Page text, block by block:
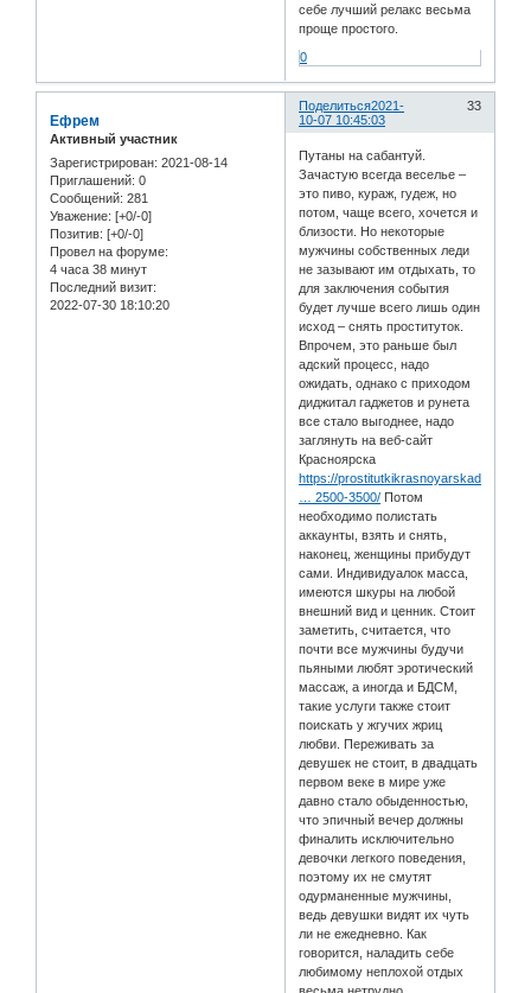
себе лучший релакс весьма
проще простого.
0
Поделиться 33
2021-
10-07 10:45:03
Ефрем
Активный участник
Зарегистрирован: 2021-08-14
Приглашений: 0
Сообщений: 281
Уважение: [+0/-0]
Позитив: [+0/-0]
Провел на форуме:
4 часа 38 минут
Последний визит:
2022-07-30 18:10:20
Путаны на сабантуй.
Зачастую всегда веселье –
это пиво, кураж, гудеж, но
потом, чаще всего, хочется и
близости. Но некоторые
мужчины собственных леди
не зазывают им отдыхать, то
для заключения события
будет лучше всего лишь один
исход – снять проституток.
Впрочем, это раньше был
адский процесс, надо
ожидать, однако с приходом
диджитал гаджетов и рунета
все стало выгоднее, надо
заглянуть на веб-сайт
Красноярска
https://prostitutkikrasnoyarskadeep.inf
… 2500-3500/ Потом
необходимо полистать
аккаунты, взять и снять,
наконец, женщины прибудут
сами. Индивидуалок масса,
имеются шкуры на любой
внешний вид и ценник. Стоит
заметить, считается, что
почти все мужчины будучи
пьяными любят эротический
массаж, а иногда и БДСМ,
такие услуги также стоит
поискать у жгучих жриц
любви. Переживать за
девушек не стоит, в двадцать
первом веке в мире уже
давно стало обыденностью,
что эпичный вечер должны
финалить исключительно
девочки легкого поведения,
поэтому их не смутят
одурманенные мужчины,
ведь девушки видят их чуть
ли не ежедневно. Как
говорится, наладить себе
любимому неплохой отдых